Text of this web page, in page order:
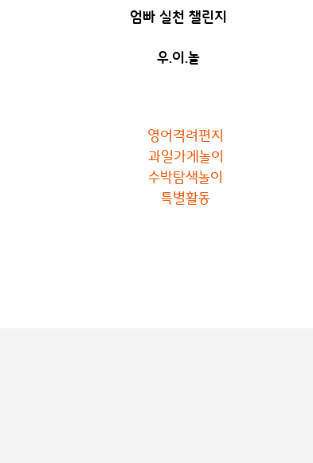
창의가득C
누리가득C
엄빠 실천 챌린지
우.이.놀
영어격려편지
과일가게놀이
수박탐색놀이
특별활동